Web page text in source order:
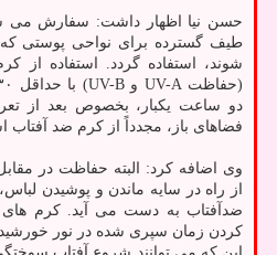
حسن نیا اظهار داشت: سفارش می
طیف گسترده برای نواحی پوستی که
شوند، استفاده گردد. استفاده از
دو ساعت یکبار، بخصوص بعد از
فضاهای باز، مجدداً از کرم ضد آفتاب
وی اضافه کرد: البته حفاظت در
از راه در سایه ماندن و پوشیدن
ضدآفتاب به دست می آید. کرم های
کردن زمان سپری شده در نور خورشید